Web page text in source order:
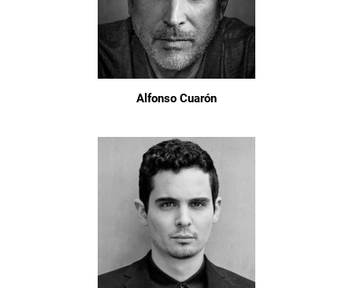
Alfonso Cuarón